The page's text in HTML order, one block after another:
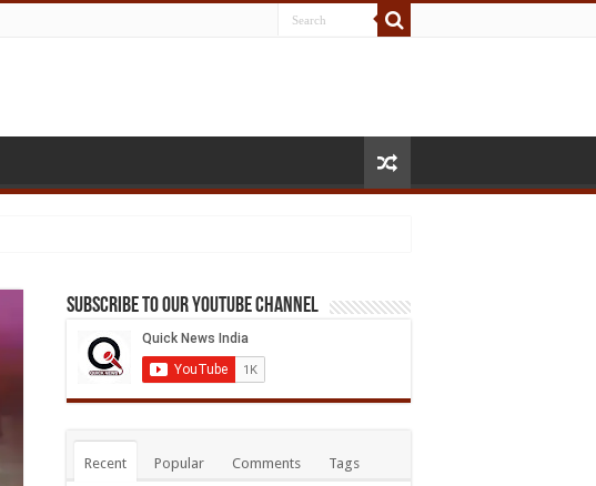
Subscribe to our Youtube Channel
Recent Popular Comments Tags